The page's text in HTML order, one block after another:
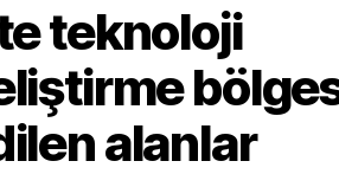
teknoloji
alanlar